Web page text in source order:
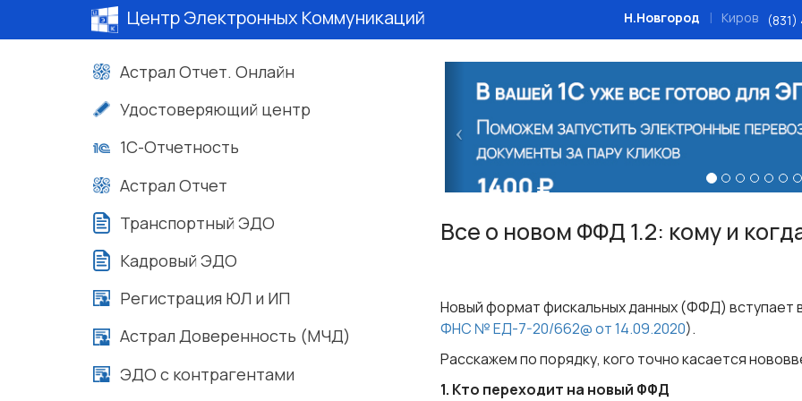
Центр Электронных Коммуникаций Н.Новгород | Киров
Астрал Отчет. Онлайн
Удостоверяющий центр
1С-Отчетность
Астрал Отчет
Транспортный ЭДО
Кадровый ЭДО
Регистрация ЮЛ и ИП
Астрал Доверенность (МЧД)
ЭДО с контрагентами
Назад
Все о новом ФФД 1.2: кому и
Новый формат фискальных данных (ФФД) вступает
ФНС № ЕД-7-20/662@ от 14.09.2020).
Расскажем по порядку, кого точно касается
1. Кто переходит на новый ФФД